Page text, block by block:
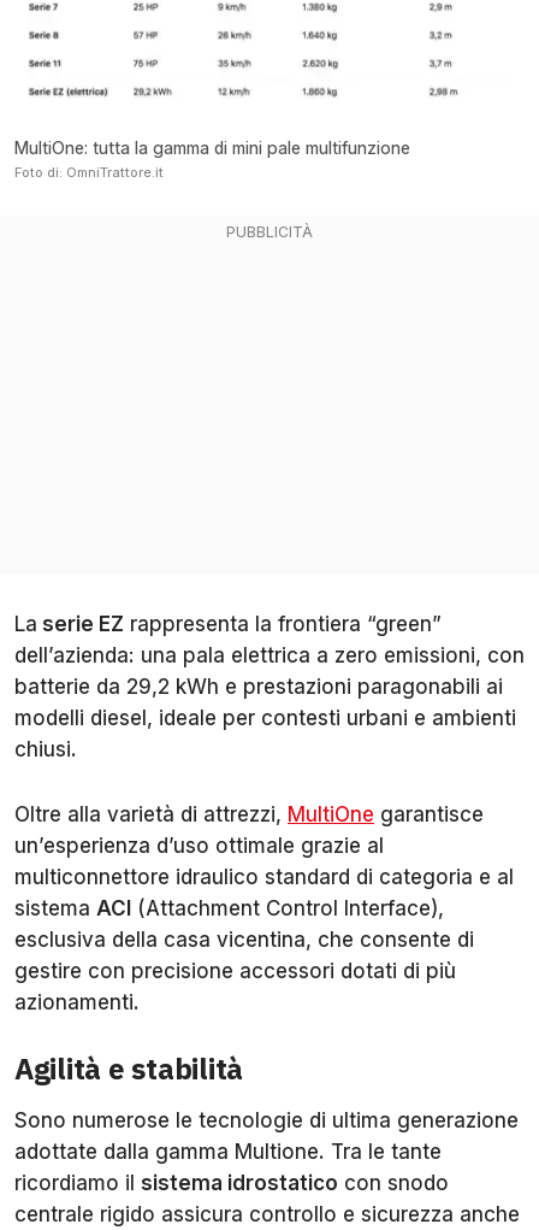
MultiOne: tutta la gamma di mini pale multifunzione
Foto di: OmniTrattore.it
La serie EZ rappresenta la frontiera “green”
dell’azienda: una pala elettrica a zero emissioni, con
batterie da 29,2 kWh e prestazioni paragonabili ai
modelli diesel, ideale per contesti urbani e ambienti
chiusi.
Oltre alla varietà di attrezzi, MultiOne garantisce
un’esperienza d’uso ottimale grazie al
multiconnettore idraulico standard di categoria e al
sistema ACI (Attachment Control Interface),
esclusiva della casa vicentina, che consente di
gestire con precisione accessori dotati di più
azionamenti.
Agilità e stabilità
Sono numerose le tecnologie di ultima generazione
adottate dalla gamma Multione. Tra le tante
ricordiamo il sistema idrostatico con snodo
centrale rigido assicura controllo e sicurezza anche